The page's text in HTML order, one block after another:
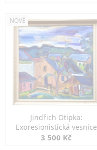
NOVÉ
Jindřich Otipka:
Expresionistická vesnice
3 500 Kč